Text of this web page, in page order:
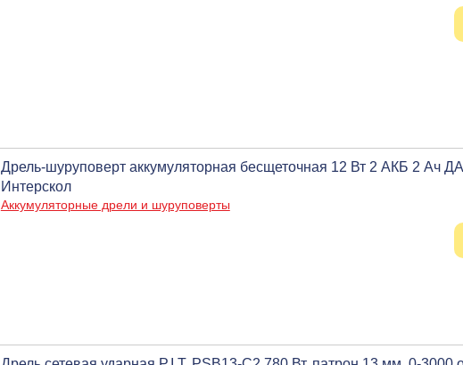
Дрель-шуруповерт аккумуляторная бесщеточная 12 Вт 2 АКБ 2 Ач
Интерскол
Аккумуляторные дрели и шуруповерты